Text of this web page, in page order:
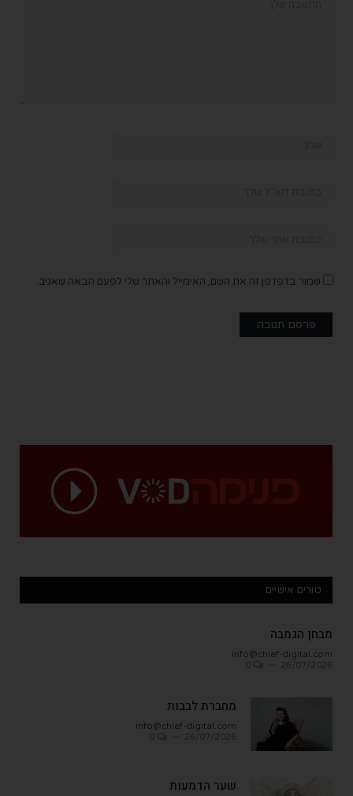
שמור בדפדפן זה את השם, האימייל והאתר שלי לפעם הבאה שאגיב.
טורים אישיים
מבחן הגמבה
info@chief-digital.com
מחברת לבבות
info@chief-digital.com
שער הדמעות